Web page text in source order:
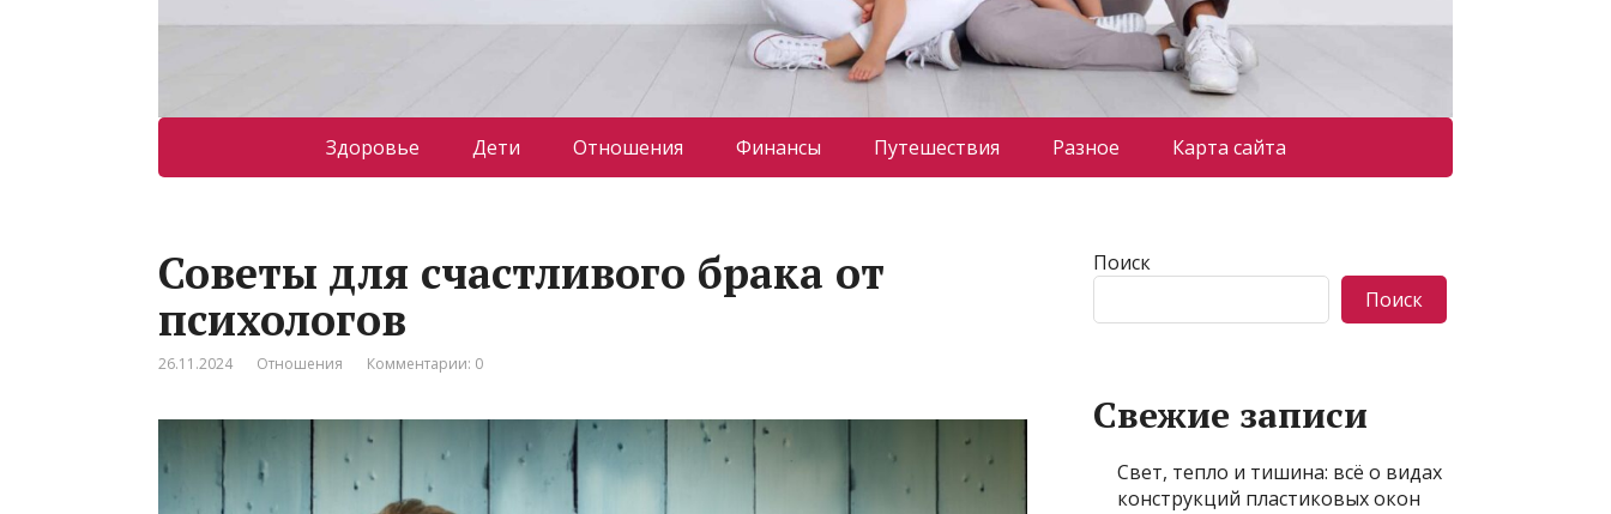
Здоровье Дети Отношения Финансы Путешествия Разное Карта сайта
Советы для счастливого брака от
психологов
26.11.2024 Отношения Комментарии: 0
Поиск
Поиск
Свежие записи
Свет, тепло и тишина: всё о видах
конструкций пластиковых окон